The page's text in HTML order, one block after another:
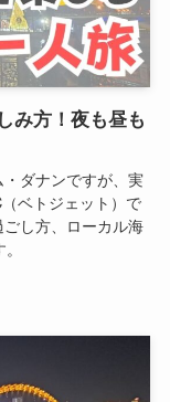
み方！夜も昼も
ダナンですが、実
ベトジェット）で
し方、ローカル海